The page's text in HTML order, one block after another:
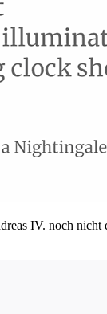
IV. noch